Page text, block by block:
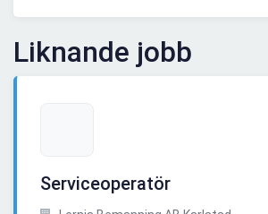
Liknande jobb
Serviceoperatör